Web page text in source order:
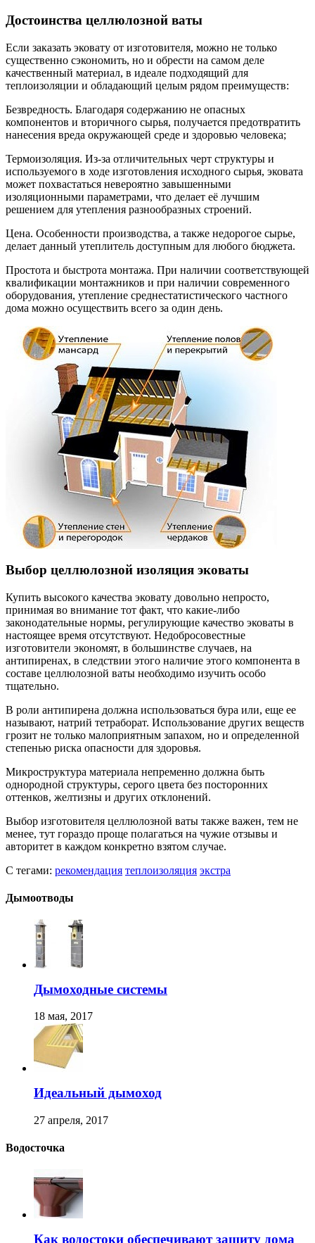
Достоинства целлюлозной ваты
Если заказать эковату от изготовителя, можно не только
существенно сэкономить, но и обрести на самом деле
качественный материал, в идеале подходящий для
теплоизоляции и обладающий целым рядом преимуществ:
Безвредность. Благодаря содержанию не опасных
компонентов и вторичного сырья, получается предотвратить
нанесения вреда окружающей среде и здоровью человека;
Термоизоляция. Из-за отличительных черт структуры и
используемого в ходе изготовления исходного сырья, эковата
может похвастаться невероятно завышенными
изоляционными параметрами, что делает её лучшим
решением для утепления разнообразных строений.
Цена. Особенности производства, а также недорогое сырье,
делает данный утеплитель доступным для любого бюджета.
Простота и быстрота монтажа. При наличии соответствующей
квалификации монтажников и при наличии современного
оборудования, утепление среднестатистического частного
дома можно осуществить всего за один день.
Выбор целлюлозной изоляция эковаты
Купить высокого качества эковату довольно непросто,
принимая во внимание тот факт, что какие-либо
законодательные нормы, регулирующие качество эковаты в
настоящее время отсутствуют. Недобросовестные
изготовители экономят, в большинстве случаев, на
антипиренах, в следствии этого наличие этого компонента в
составе целлюлозной ваты необходимо изучить особо
тщательно.
В роли антипирена должна использоваться бура или, еще ее
называют, натрий тетраборат. Использование других веществ
грозит не только малоприятным запахом, но и определенной
степенью риска опасности для здоровья.
Микроструктура материала непременно должна быть
однородной структуры, серого цвета без посторонних
оттенков, желтизны и других отклонений.
Выбор изготовителя целлюлозной ваты также важен, тем не
менее, тут гораздо проще полагаться на чужие отзывы и
авторитет в каждом конкретно взятом случае.
С тегами: рекомендация теплоизоляция экстра
Дымоотводы
Дымоходные системы
18 мая, 2017
Идеальный дымоход
27 апреля, 2017
Водосточка
Как водостоки обеспечивают защиту дома